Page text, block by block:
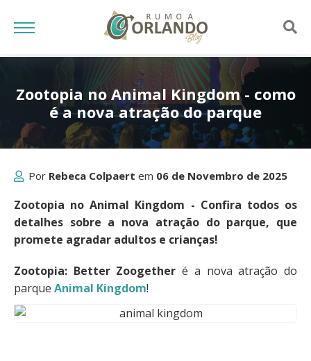
Zootopia no Animal Kingdom - como
é a nova atração do parque
Por Rebeca Colpaert em 06 de Novembro de 2025
Zootopia no Animal Kingdom - Confira todos os
detalhes sobre a nova atração do parque, que
promete agradar adultos e crianças!
Zootopia: Better Zoogether é a nova atração do
parque Animal Kingdom!